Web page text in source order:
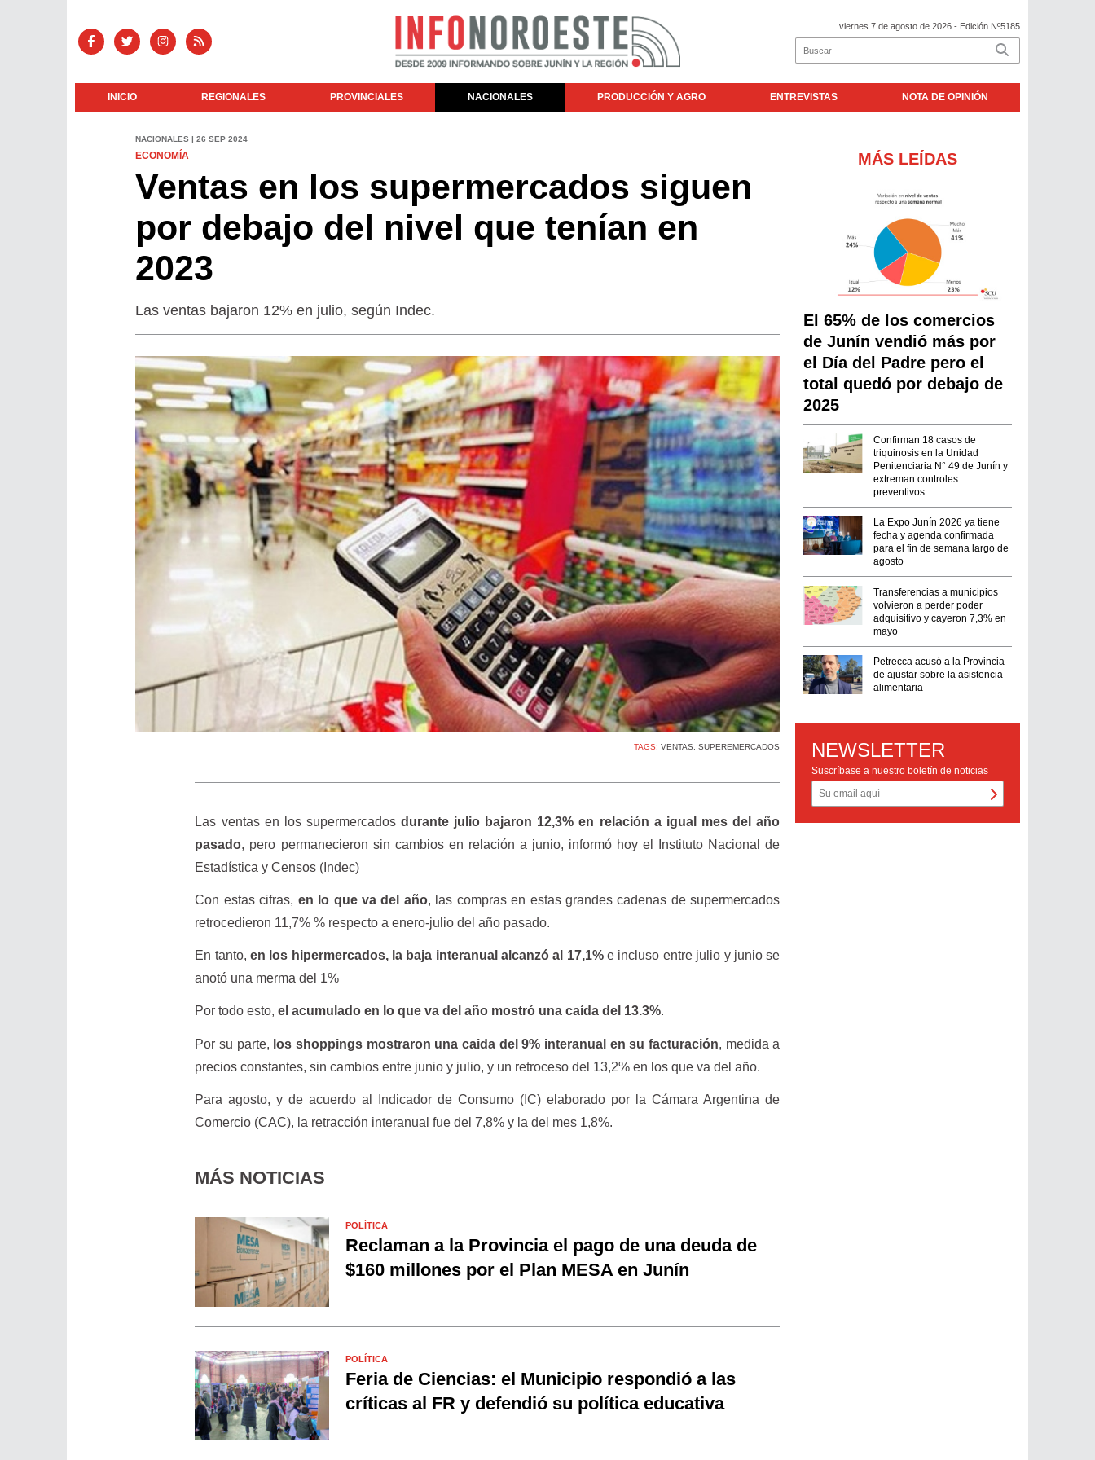
viernes 7 de agosto de 2026 - Edición Nº5185
INICIO REGIONALES PROVINCIALES NACIONALES PRODUCCIÓN Y AGRO ENTREVISTAS NOTA DE OPINIÓN
NACIONALES | 26 SEP 2024
ECONOMÍA
Ventas en los supermercados siguen
por debajo del nivel que tenían en
2023
Las ventas bajaron 12% en julio, según Indec.
TAGS:VENTAS ,SUPEREMERCADOS
Las ventas en los supermercados durante julio bajaron 12,3% en relación a igual mes del año
pasado, pero permanecieron sin cambios en relación a junio, informó hoy el Instituto Nacional de
Estadística y Censos (Indec)
Con estas cifras, en lo que va del año, las compras en estas grandes cadenas de supermercados
retrocedieron 11,7% % respecto a enero-julio del año pasado.
En tanto,en los hipermercados, la baja interanual alcanzó al 17,1%e incluso entre julio y junio se
anotó una merma del 1%
Por todo esto, el acumulado en lo que va del año mostró una caída del 13.3%.
Por su parte, los shoppings mostraron una caida del 9% interanual en su facturación, medida a
precios constantes, sin cambios entre junio y julio, y un retroceso del 13,2% en los que va del año.
Para agosto, y de acuerdo al Indicador de Consumo (IC) elaborado por la Cámara Argentina de
Comercio (CAC), la retracción interanual fue del 7,8% y la del mes 1,8%.
MÁS NOTICIAS
POLÍTICA
Reclaman a la Provincia el pago de una deuda de
$160 millones por el Plan MESA en Junín
POLÍTICA
Feria de Ciencias: el Municipio respondió a las
críticas al FR y defendió su política educativa
MÁS LEÍDAS
El 65% de los comercios
de Junín vendió más por
el Día del Padre pero el
total quedó por debajo de
2025
Confirman 18 casos de
triquinosis en la Unidad
Penitenciaria N° 49 de Junín y
extreman controles
preventivos
La Expo Junín 2026 ya tiene
fecha y agenda confirmada
para el fin de semana largo de
agosto
Transferencias a municipios
volvieron a perder poder
adquisitivo y cayeron 7,3% en
mayo
Petrecca acusó a la Provincia
de ajustar sobre la asistencia
alimentaria
NEWSLETTER
Suscríbase a nuestro boletín de noticias